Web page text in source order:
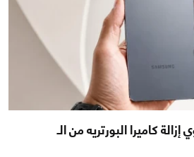
كاميرا البورتريه من الـ